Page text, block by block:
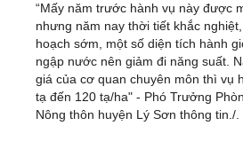
“Mấy năm trước hành vụ này được
nhưng năm nay thời tiết khắc
hoạch sớm, một số diện tích hành
ngập nước nên giảm đi năng suất.
giá của cơ quan chuyên môn thì vụ
tạ đến 120 tạ/ha" - Phó Trưởng
Nông thôn huyện Lý Sơn thông tin./.